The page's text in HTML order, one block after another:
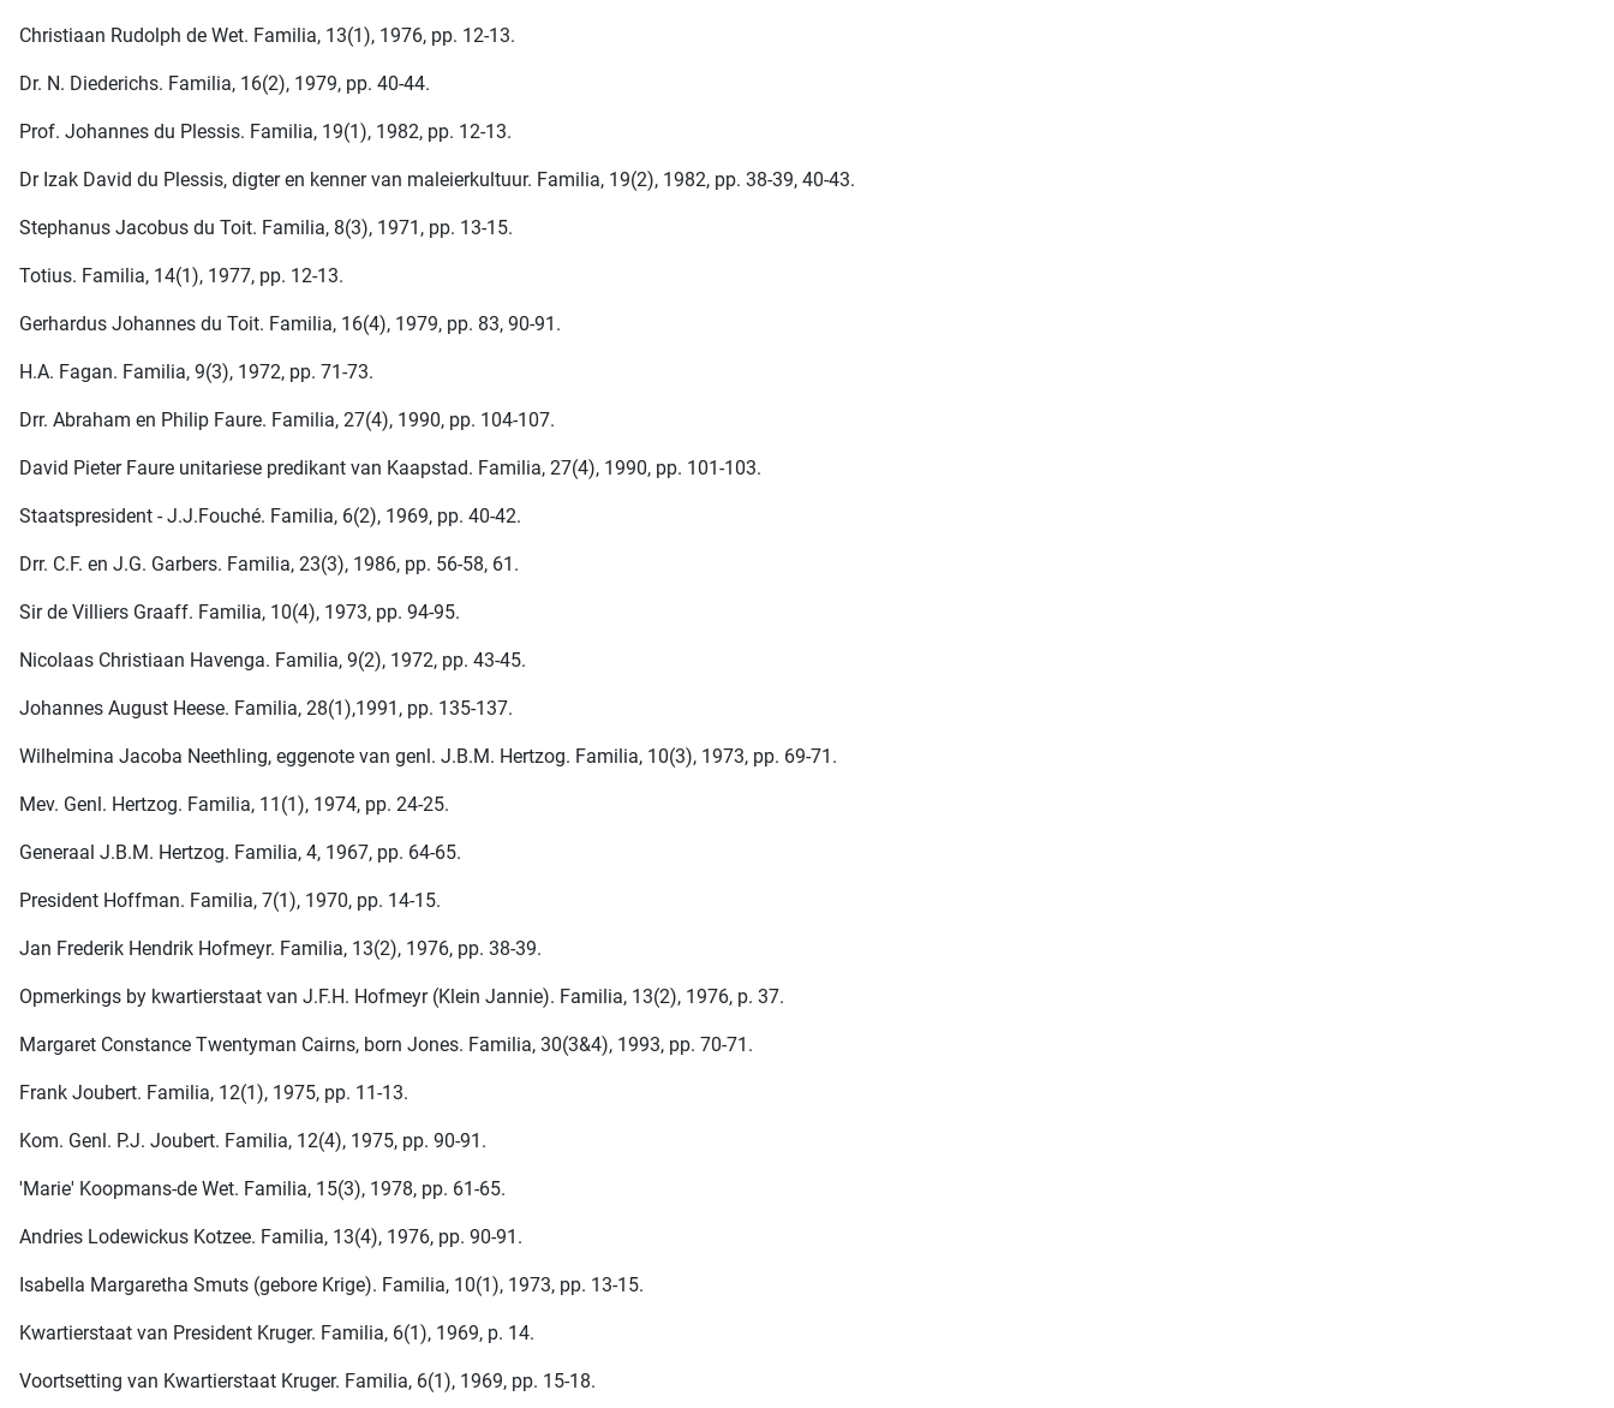
Christiaan Rudolph de Wet. Familia, 13(1), 1976, pp. 12-13.
Dr. N. Diederichs. Familia, 16(2), 1979, pp. 40-44.
Prof. Johannes du Plessis. Familia, 19(1), 1982, pp. 12-13.
Dr Izak David du Plessis, digter en kenner van maleierkultuur. Familia, 19(2), 1982, pp. 38-39, 40-43.
Stephanus Jacobus du Toit. Familia, 8(3), 1971, pp. 13-15.
Totius. Familia, 14(1), 1977, pp. 12-13.
Gerhardus Johannes du Toit. Familia, 16(4), 1979, pp. 83, 90-91.
H.A. Fagan. Familia, 9(3), 1972, pp. 71-73.
Drr. Abraham en Philip Faure. Familia, 27(4), 1990, pp. 104-107.
David Pieter Faure unitariese predikant van Kaapstad. Familia, 27(4), 1990, pp. 101-103.
Staatspresident - J.J.Fouché. Familia, 6(2), 1969, pp. 40-42.
Drr. C.F. en J.G. Garbers. Familia, 23(3), 1986, pp. 56-58, 61.
Sir de Villiers Graaff. Familia, 10(4), 1973, pp. 94-95.
Nicolaas Christiaan Havenga. Familia, 9(2), 1972, pp. 43-45.
Johannes August Heese. Familia, 28(1),1991, pp. 135-137.
Wilhelmina Jacoba Neethling, eggenote van genl. J.B.M. Hertzog. Familia, 10(3), 1973, pp. 69-71.
Mev. Genl. Hertzog. Familia, 11(1), 1974, pp. 24-25.
Generaal J.B.M. Hertzog. Familia, 4, 1967, pp. 64-65.
President Hoffman. Familia, 7(1), 1970, pp. 14-15.
Jan Frederik Hendrik Hofmeyr. Familia, 13(2), 1976, pp. 38-39.
Opmerkings by kwartierstaat van J.F.H. Hofmeyr (Klein Jannie). Familia, 13(2), 1976, p. 37.
Margaret Constance Twentyman Cairns, born Jones. Familia, 30(3&4), 1993, pp. 70-71.
Frank Joubert. Familia, 12(1), 1975, pp. 11-13.
Kom. Genl. P.J. Joubert. Familia, 12(4), 1975, pp. 90-91.
'Marie' Koopmans-de Wet. Familia, 15(3), 1978, pp. 61-65.
Andries Lodewickus Kotzee. Familia, 13(4), 1976, pp. 90-91.
Isabella Margaretha Smuts (gebore Krige). Familia, 10(1), 1973, pp. 13-15.
Kwartierstaat van President Kruger. Familia, 6(1), 1969, p. 14.
Voortsetting van Kwartierstaat Kruger. Familia, 6(1), 1969, pp. 15-18.